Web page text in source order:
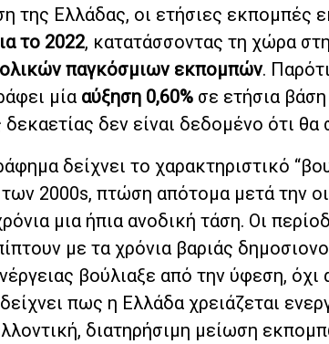
της Ελλάδας, οι ετήσιες εκπομπές
το 2022, κατατάσσοντας τη χώρα
παγκόσμιων εκπομπών.
μία αύξηση 0,60% σε ετήσια
δεν είναι δεδομένο ότι θα
δείχνει το χαρακτηριστικό
2000s, πτώση απότομα μετά την
μια ήπια ανοδική τάση. Οι
με τα χρόνια βαριάς
βούλιαξε από την ύφεση, όχι
δείχνει πως η Ελλάδα χρειάζεται
διατηρήσιμη μείωση